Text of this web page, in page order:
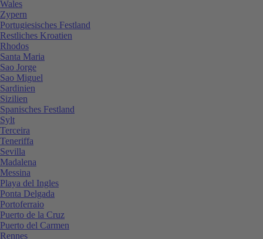
Wales
Zypern
Portugiesisches Festland
Restliches Kroatien
Rhodos
Santa Maria
Sao Jorge
Sao Miguel
Sardinien
Sizilien
Spanisches Festland
Sylt
Terceira
Teneriffa
Sevilla
Madalena
Messina
Playa del Ingles
Ponta Delgada
Portoferraio
Puerto de la Cruz
Puerto del Carmen
Rennes